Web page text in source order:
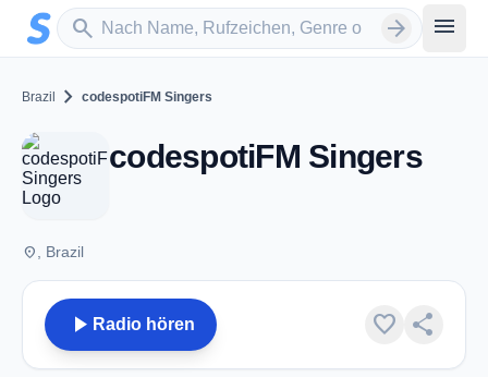
Zum Hauptinhalt springen
search
Sender suchen arrow_forward menu
Brazil chevron_right codespotiFM Singers
codespotiFM Singers
place , Brazil
play_arrow Radio hören favorite share